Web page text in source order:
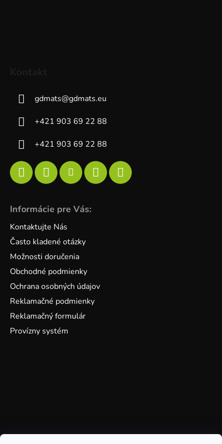
gdmats@gdmats.eu
+421 903 69 22 88
+421 903 69 22 88
Informácie pre Vás:
Kontaktujte Nás
Často kladené otázky
Možnosti doručenia
Obchodné podmienky
Ochrana osobných údajov
Reklamačné podmienky
Reklamačný formulár
Provízny systém